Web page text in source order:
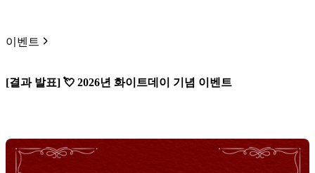
이벤트
[결과 발표] 💘 2026년 화이트데이 기념 이벤트